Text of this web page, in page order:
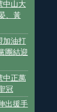
中山大
、黃
加油打
團結迎
中正萬
冠
出援手